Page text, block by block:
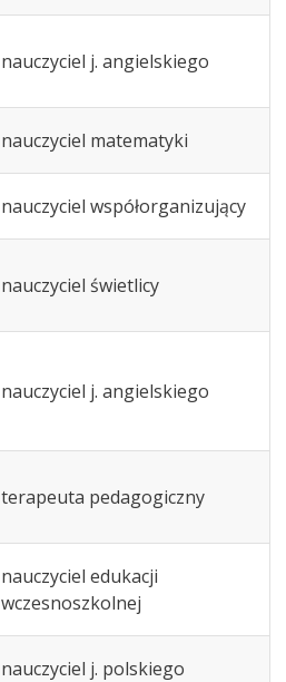
nauczyciel j. angielskiego
nauczyciel matematyki
nauczyciel współorganizujący
nauczyciel świetlicy
nauczyciel j. angielskiego
terapeuta pedagogiczny
nauczyciel edukacji
wczesnoszkolnej
nauczyciel j. polskiego